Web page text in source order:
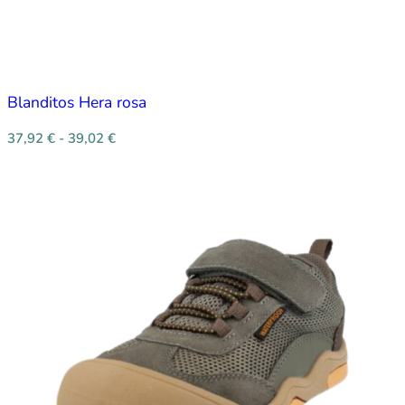
Blanditos Hera rosa
37,92 € - 39,02 €